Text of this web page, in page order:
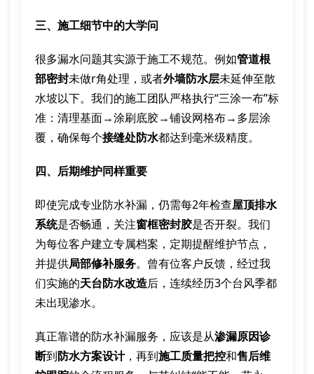
三、施工细节中的大学问
很多漏水问题其实源于施工不规范。例如管道根
部密封未做r角处理，或者外墙防水层未延伸至散
水坡以下。我们的施工团队严格执行“三涂一布”标
准：清理基面→涂刷底胶→铺设网格布→多层涂
覆，确保每个接缝处防水都达到毫米级精度。
四、后期维护同样重要
即使完成专业防水补漏，仍需每2年检查屋顶排水
系统是否畅通，关注窗框密封胶是否开裂。我们
为每位客户建立专属档案，定期提醒维护节点，
并提供局部修补服务。曾有位客户反馈，经过我
们实施的天台防水改造后，连续经历3个台风季都
未出现渗水。
真正靠谱的防水补漏服务，应该是从渗漏原因诊
断到防水方案设计，再到施工质量把控和售后维